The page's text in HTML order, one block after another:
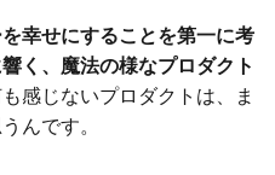
幸せにすることを第一に考
く、魔法の様なプロダクト
感じないプロダクトは、ま
んです。